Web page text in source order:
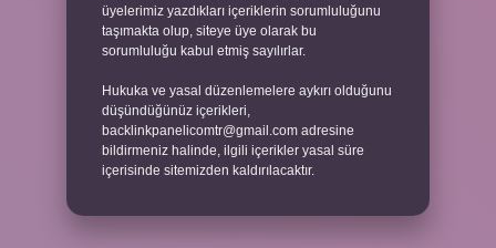
üyelerimiz yazdıkları içeriklerin sorumluluğunu
taşımakta olup, siteye üye olarak bu
sorumluluğu kabul etmiş sayılırlar.
Hukuka ve yasal düzenlemelere aykırı olduğunu
düşündüğünüz içerikleri,
backlinkpanelicomtr@gmail.com adresine
bildirmeniz halinde, ilgili içerikler yasal süre
içerisinde sitemizden kaldırılacaktır.